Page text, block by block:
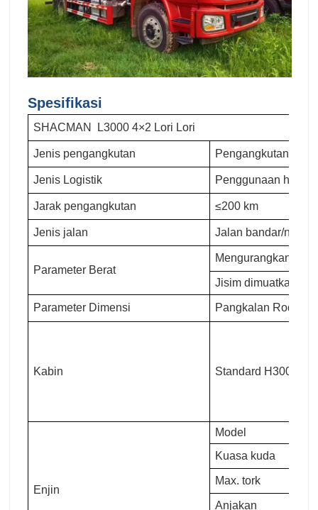
Spesifikasi
SHACMAN L3000 4×2 Lori Lori
Jenis pengangkutan Pengangkutan
Jenis Logistik Penggunaan
Jarak pengangkutan ≤200 km
Jenis jalan Jalan bandar/
Parameter Berat
Mengurangkan
Jisim dimuatkan
Parameter Dimensi Pangkalan
Kabin Standard H3000
Enjin
Model
Kuasa kuda
Max. tork
Anjakan